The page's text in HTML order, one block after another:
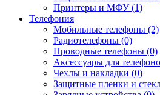
Принтеры и МФУ (1)
Телефония
Мобильные телефоны (2)
Радиотелефоны (0)
Проводные телефоны (0)
Аксессуары для
Чехлы и накладки (0)
Защитные пленки и